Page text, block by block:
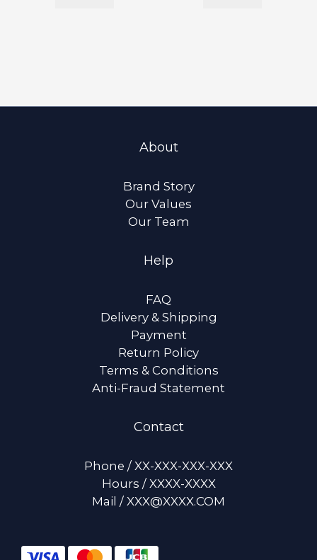
About
Brand Story
Our Values
Our Team
Help
FAQ
Delivery & Shipping
Payment
Return Policy
Terms & Conditions
Anti-Fraud Statement
Contact
Phone / XX-XXX-XXX-XXX
Hours / XXXX-XXXX
Mail / XXX@XXXX.COM